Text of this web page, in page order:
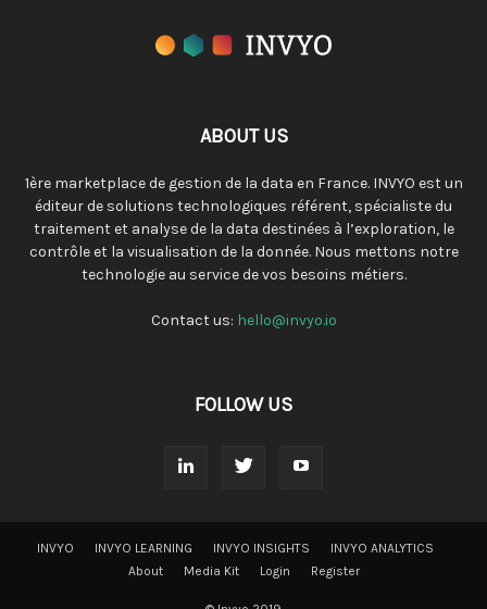
ABOUT US
1ère marketplace de gestion de la data en France. INVYO est un
éditeur de solutions technologiques référent, spécialiste du
traitement et analyse de la data destinées à l’exploration, le
contrôle et la visualisation de la donnée. Nous mettons notre
technologie au service de vos besoins métiers.
Contact us: hello@invyo.io
FOLLOW US
INVYO INVYO LEARNING INVYO INSIGHTS
INVYO ANALYTICS
About
Media Kit Login Register